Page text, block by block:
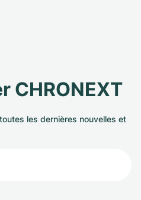
CHRONEXT
les dernières nouvelles et